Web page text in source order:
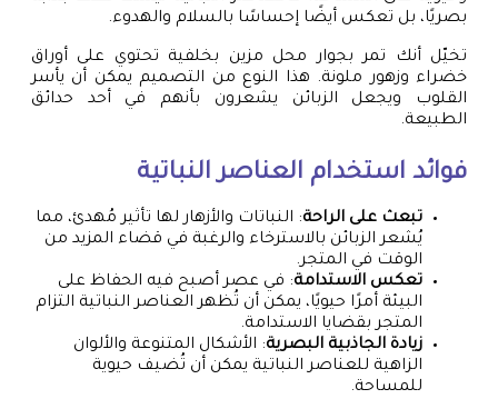
بصريًا، بل تعكس أيضًا إحساسًا بالسلام والهدوء.
تخيّل أنك تمر بجوار محل مزين بخلفية تحتوي على أوراق
خضراء وزهور ملونة. هذا النوع من التصميم يمكن أن يأسر
القلوب ويجعل الزبائن يشعرون بأنهم في أحد حدائق
الطبيعة.
فوائد استخدام العناصر النباتية
تبعث على الراحة: النباتات والأزهار لها تأثير مُهدئ، مما
يُشعر الزبائن بالاسترخاء والرغبة في قضاء المزيد من
الوقت في المتجر.
تعكس الاستدامة: في عصر أصبح فيه الحفاظ على
البيئة أمرًا حيويًا، يمكن أن تُظهر العناصر النباتية التزام
المتجر بقضايا الاستدامة.
زيادة الجاذبية البصرية: الأشكال المتنوعة والألوان
الزاهية للعناصر النباتية يمكن أن تُضيف حيوية
للمساحة.